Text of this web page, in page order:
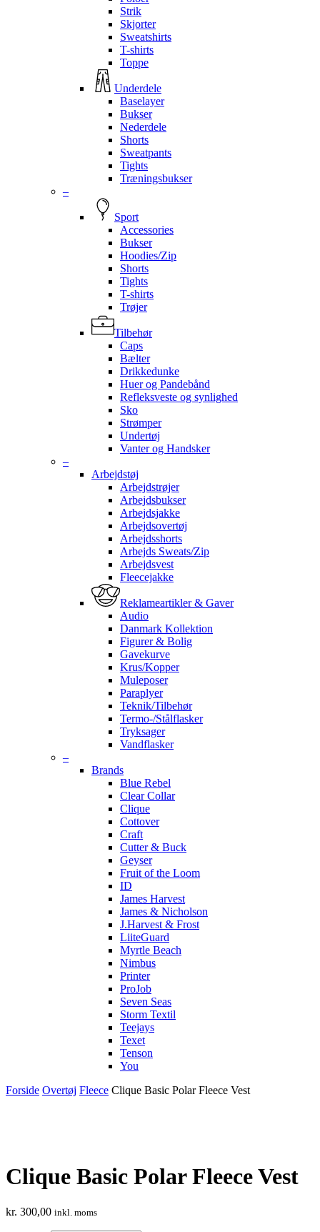
Strik
Skjorter
Sweatshirts
T-shirts
Toppe
Underdele
Baselayer
Bukser
Nederdele
Shorts
Sweatpants
Tights
Træningsbukser
–
Sport
Accessories
Bukser
Hoodies/Zip
Shorts
Tights
T-shirts
Trøjer
Tilbehør
Caps
Bælter
Drikkedunke
Huer og Pandebånd
Refleksveste og synlighed
Sko
Strømper
Undertøj
Vanter og Handsker
–
Arbejdstøj
Arbejdstrøjer
Arbejdsbukser
Arbejdsjakke
Arbejdsovertøj
Arbejdsshorts
Arbejds Sweats/Zip
Arbejdsvest
Fleecejakke
Reklameartikler & Gaver
Audio
Danmark Kollektion
Figurer & Bolig
Gavekurve
Krus/Kopper
Muleposer
Paraplyer
Teknik/Tilbehør
Termo-/Stålflasker
Tryksager
Vandflasker
–
Brands
Blue Rebel
Clear Collar
Clique
Cottover
Craft
Cutter & Buck
Geyser
Fruit of the Loom
ID
James Harvest
James & Nicholson
J.Harvest & Frost
LiiteGuard
Myrtle Beach
Nimbus
Printer
ProJob
Seven Seas
Storm Textil
Teejays
Texet
Tenson
You
Forside Overtøj Fleece Clique Basic Polar Fleece Vest
Clique Basic Polar Fleece Vest
kr. 300,00 inkl. moms